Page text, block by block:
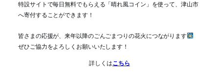
特設サイトで毎日無料でもらえる「晴れ風コイン」を使って、津山市
へ寄付することができます！
皆さまの応援が、来年以降のごんごまつりの花火につながります
ぜひご協力をよろしくお願いいたします！
詳しくはこちら